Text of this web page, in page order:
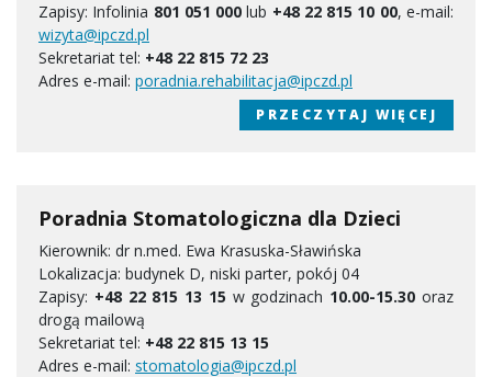
Zapisy: Infolinia 801 051 000 lub +48 22 815 10 00, e-mail:
wizyta@ipczd.pl
Sekretariat tel: +48 22 815 72 23
Adres e-mail: poradnia.rehabilitacja@ipczd.pl
PRZECZYTAJ WIĘCEJ
Poradnia Stomatologiczna dla Dzieci
Kierownik: dr n.med. Ewa Krasuska-Sławińska
Lokalizacja: budynek D, niski parter, pokój 04
Zapisy: +48 22 815 13 15 w godzinach 10.00-15.30 oraz
drogą mailową
Sekretariat tel: +48 22 815 13 15
Adres e-mail: stomatologia@ipczd.pl